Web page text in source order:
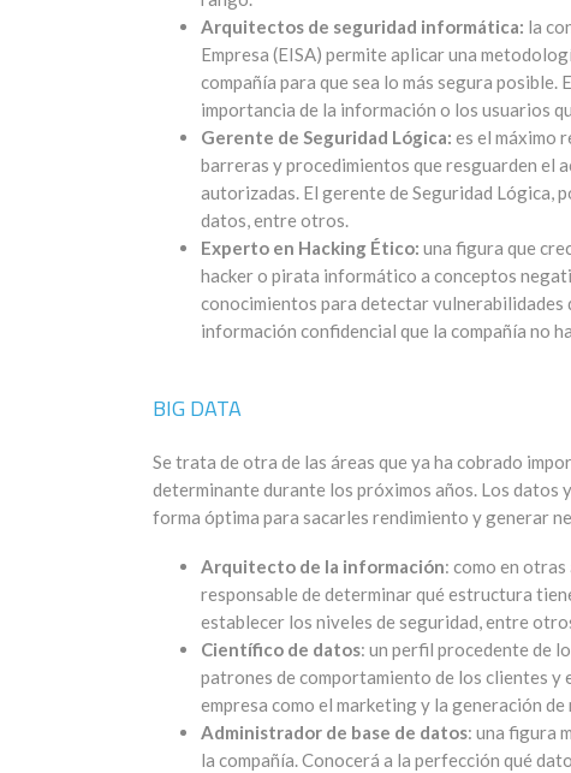
Arquitectos de seguridad informática: la
Empresa (EISA) permite aplicar una
compañía para que sea lo más segura
importancia de la información o los usuarios
Gerente de Seguridad Lógica: es el máximo
barreras y procedimientos que resguarden el
autorizadas. El gerente de Seguridad Lógica,
datos, entre otros.
Experto en Hacking Ético: una figura que
hacker o pirata informático a conceptos
conocimientos para detectar vulnerabilidades
información confidencial que la compañía no
BIG DATA
Se trata de otra de las áreas que ya ha cobrado
determinante durante los próximos años. Los datos
forma óptima para sacarles rendimiento y generar
Arquitecto de la información: como en
responsable de determinar qué estructura
establecer los niveles de seguridad, entre
Científico de datos: un perfil procedente de
patrones de comportamiento de los clientes y
empresa como el marketing y la generación de
Administrador de base de datos: una figura
la compañía. Conocerá a la perfección qué